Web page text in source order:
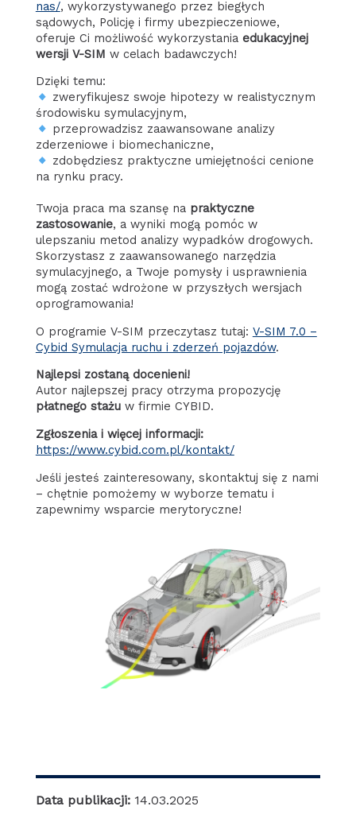
nas/, wykorzystywanego przez biegłych
sądowych, Policję i firmy ubezpieczeniowe,
oferuje Ci możliwość wykorzystania edukacyjnej
wersji V-SIM w celach badawczych!
Dzięki temu:
zweryfikujesz swoje hipotezy w realistycznym
środowisku symulacyjnym,
przeprowadzisz zaawansowane analizy
zderzeniowe i biomechaniczne,
zdobędziesz praktyczne umiejętności cenione
na rynku pracy.
Twoja praca ma szansę na praktyczne
zastosowanie, a wyniki mogą pomóc w
ulepszaniu metod analizy wypadków drogowych.
Skorzystasz z zaawansowanego narzędzia
symulacyjnego, a Twoje pomysły i usprawnienia
mogą zostać wdrożone w przyszłych wersjach
oprogramowania!
O programie V-SIM przeczytasz tutaj: V-SIM 7.0 –
Cybid Symulacja ruchu i zderzeń pojazdów.
Najlepsi zostaną docenieni!
Autor najlepszej pracy otrzyma propozycję
płatnego stażuw firmie CYBID.
Zgłoszenia i więcej informacji:
https://www.cybid.com.pl/kontakt/
Jeśli jesteś zainteresowany, skontaktuj się z nami
– chętnie pomożemy w wyborze tematu i
zapewnimy wsparcie merytoryczne!
Data publikacji: 14.03.2025